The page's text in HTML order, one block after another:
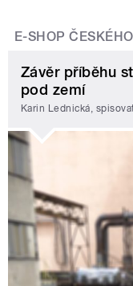
E-SHOP
Závěr příběhu
pod zemí
Karin Lednická,